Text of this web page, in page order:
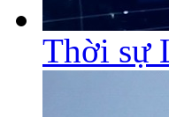
Thời sự